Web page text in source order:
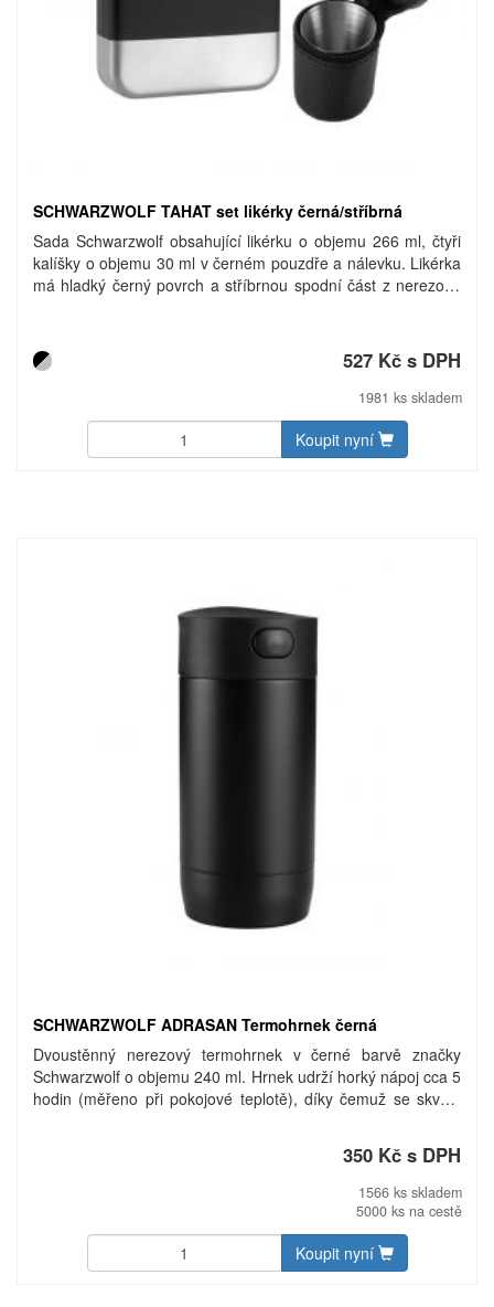
SCHWARZWOLF TAHAT set likérky černá/stříbrná
Sada Schwarzwolf obsahující likérku o objemu 266 ml, čtyři
kalíšky o objemu 30 ml v černém pouzdře a nálevku. Likérka
má hladký černý povrch a stříbrnou spodní část z nerezové
527 Kč s DPH
1981 ks skladem
Koupit nyní
SCHWARZWOLF ADRASAN Termohrnek černá
Dvoustěnný nerezový termohrnek v černé barvě značky
Schwarzwolf o objemu 240 ml. Hrnek udrží horký nápoj cca 5
hodin (měřeno při pokojové teplotě), díky čemuž se skvěle
350 Kč s DPH
1566 ks skladem
5000 ks na cestě
Koupit nyní